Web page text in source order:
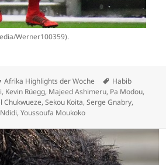
Werner100359).
Kategorien
Afrika Highlights der Woche Schlagwörter
Habib
, Kevin Rüegg, Majeed Ashimeru, Pa Modou,
Chukwueze,Sekou Koita,Serge Gnabry,
,Youssoufa Moukoko